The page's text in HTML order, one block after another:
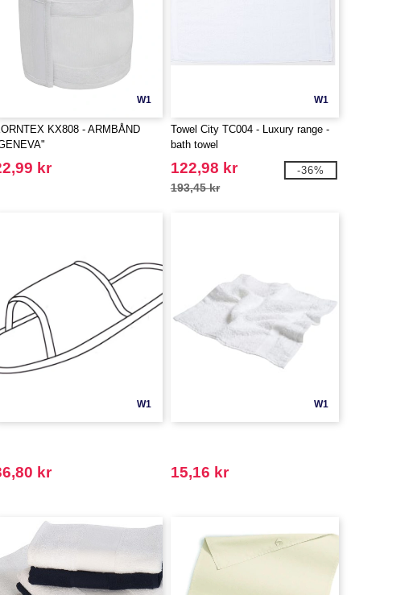
W1
KX808 - ARMBÅND
kr
W1
Towel City TC004 - Luxury range -
bath towel
122,98 kr
193,45 kr
-36%
W1
kr
W1
15,16 kr